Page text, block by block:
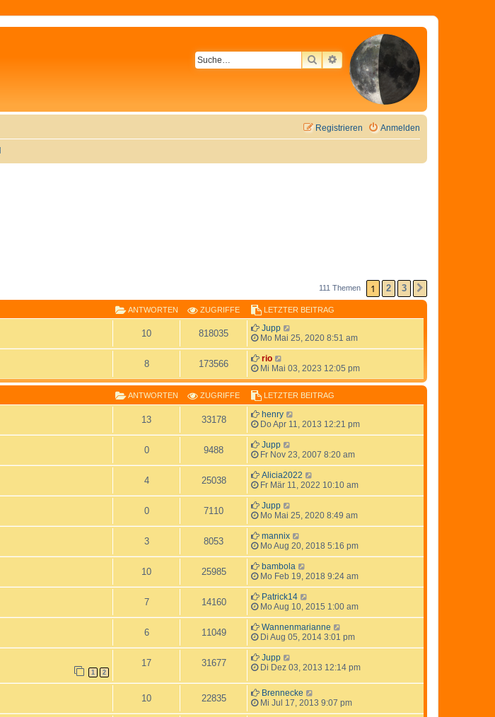
SUCHEERWEITERTE SUCHE
Anmelden
Registrieren
111 Themen 1 2 3
ANTWORTEN ZUGRIFFE LETZTER BEITRAG
10 818035
Jupp
Mo Mai 25, 2020 8:51 am
8 173566
rio
Mi Mai 03, 2023 12:05 pm
ANTWORTEN ZUGRIFFE LETZTER BEITRAG
13 33178
henry
Do Apr 11, 2013 12:21 pm
0 9488
Jupp
Fr Nov 23, 2007 8:20 am
4 25038
Alicia2022
Fr Mär 11, 2022 10:10 am
0 7110
Jupp
Mo Mai 25, 2020 8:49 am
3 8053
mannix
Mo Aug 20, 2018 5:16 pm
10 25985
bambola
Mo Feb 19, 2018 9:24 am
7 14160
Patrick14
Mo Aug 10, 2015 1:00 am
6 11049
Wannenmarianne
Di Aug 05, 2014 3:01 pm
1 2
17 31677
Jupp
Di Dez 03, 2013 12:14 pm
10 22835
Brennecke
Mi Jul 17, 2013 9:07 pm